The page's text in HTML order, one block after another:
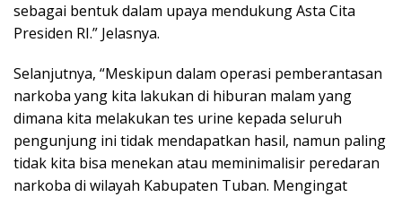
sebagai bentuk dalam upaya mendukung Asta Cita
Presiden RI.” Jelasnya.
Selanjutnya, “Meskipun dalam operasi pemberantasan
narkoba yang kita lakukan di hiburan malam yang
dimana kita melakukan tes urine kepada seluruh
pengunjung ini tidak mendapatkan hasil, namun paling
tidak kita bisa menekan atau meminimalisir peredaran
narkoba di wilayah Kabupaten Tuban. Mengingat